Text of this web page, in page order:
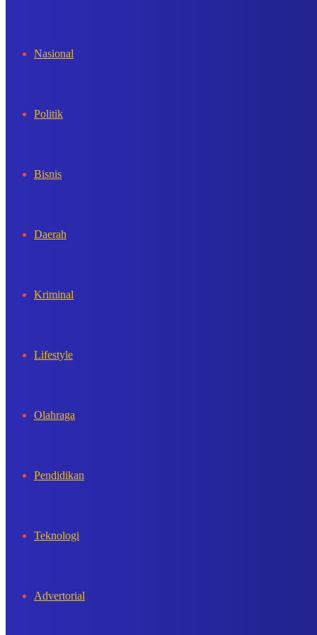
Nasional
Politik
Bisnis
Daerah
Kriminal
Lifestyle
Olahraga
Pendidikan
Teknologi
Advertorial